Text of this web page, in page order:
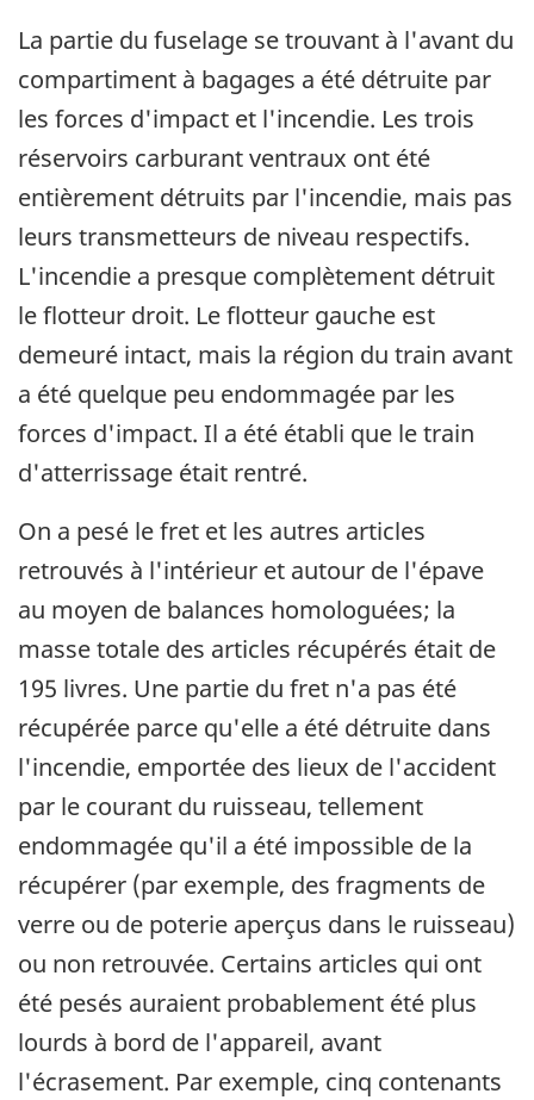
La partie du fuselage se trouvant à l'avant du
compartiment à bagages a été détruite par
les forces d'impact et l'incendie. Les trois
réservoirs carburant ventraux ont été
entièrement détruits par l'incendie, mais pas
leurs transmetteurs de niveau respectifs.
L'incendie a presque complètement détruit
le flotteur droit. Le flotteur gauche est
demeuré intact, mais la région du train avant
a été quelque peu endommagée par les
forces d'impact. Il a été établi que le train
d'atterrissage était rentré.
On a pesé le fret et les autres articles
retrouvés à l'intérieur et autour de l'épave
au moyen de balances homologuées; la
masse totale des articles récupérés était de
195 livres. Une partie du fret n'a pas été
récupérée parce qu'elle a été détruite dans
l'incendie, emportée des lieux de l'accident
par le courant du ruisseau, tellement
endommagée qu'il a été impossible de la
récupérer (par exemple, des fragments de
verre ou de poterie aperçus dans le ruisseau)
ou non retrouvée. Certains articles qui ont
été pesés auraient probablement été plus
lourds à bord de l'appareil, avant
l'écrasement. Par exemple, cinq contenants